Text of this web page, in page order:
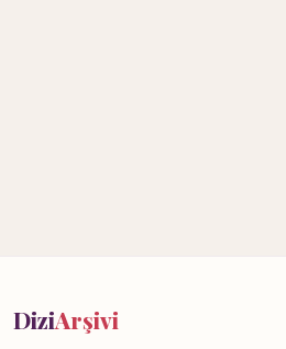
DiziArşivi